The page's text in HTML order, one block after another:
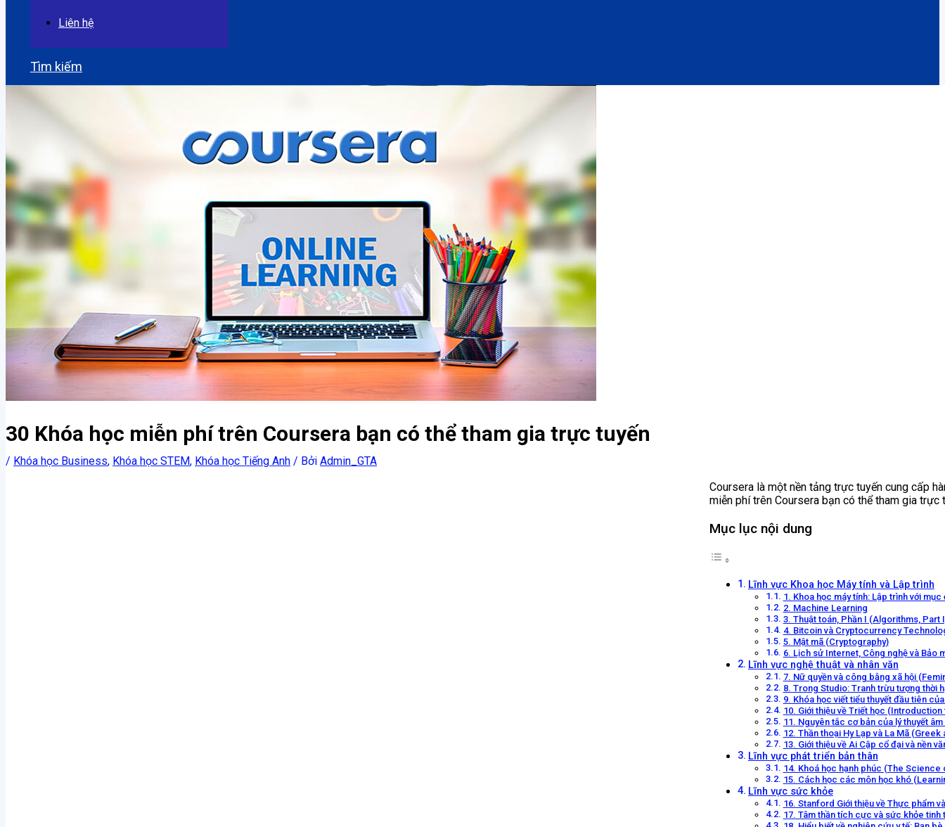
Liên hệ
Tìm kiếm
30 Khóa học miễn phí trên Coursera bạn có thể tham gia trực tuyến
/ Khóa học Business, Khóa học STEM, Khóa học Tiếng Anh / Bởi Admin_GTA
Coursera là một nền tảng trực tuyến cung cấp
miễn phí trên Coursera bạn có thể tham gia
Mục lục nội dung
Lĩnh vực Khoa học Máy tính và Lập trình
1. Khoa học máy tính: Lập trình với
2. Machine Learning
3. Thuật toán, Phần I (Algorithms, Part
4. Bitcoin và Cryptocurrency
5. Mật mã (Cryptography)
6. Lịch sử Internet, Công nghệ và Bảo
Lĩnh vực nghệ thuật và nhân văn
7. Nữ quyền và công bằng xã hội
8. Trong Studio: Tranh trừu tượng thời
9. Khóa học viết tiểu thuyết đầu tiên
10. Giới thiệu về Triết học
11. Nguyên tắc cơ bản của lý thuyết
12. Thần thoại Hy Lạp và La Mã
13. Giới thiệu về Ai Cập cổ đại và nền
Lĩnh vực phát triển bản thân
14. Khoá học hạnh phúc (The Science
15. Cách học các môn học khó
Lĩnh vực sức khỏe
16. Stanford Giới thiệu về Thực phẩm
17. Tâm thần tích cực và sức khỏe